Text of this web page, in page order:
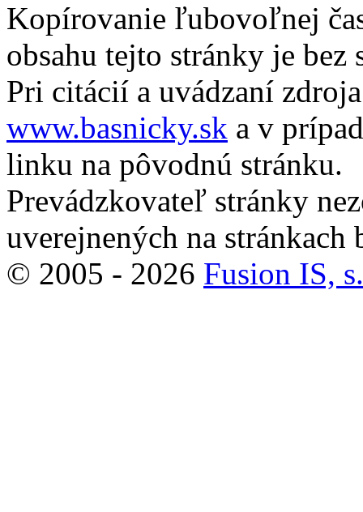
Kopírovanie ľubovoľnej
obsahu tejto stránky je bez
Pri citácií a uvádzaní
www.basnicky.sk a v
linku na pôvodnú stránku.
Prevádzkovateľ stránky
uverejnených na stránkach
© 2005 - 2026 Fusion IS,